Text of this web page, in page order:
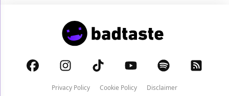
Privacy Policy Cookie Policy Disclaimer